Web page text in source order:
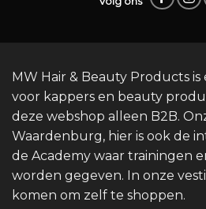
MW Hair & Beauty Products
voor kappers en beauty
deze webshop alleen B2B.
Waardenburg, hier is ook de
de Academy waar trainingen
worden gegeven. In onze
komen om zelf te shoppen.